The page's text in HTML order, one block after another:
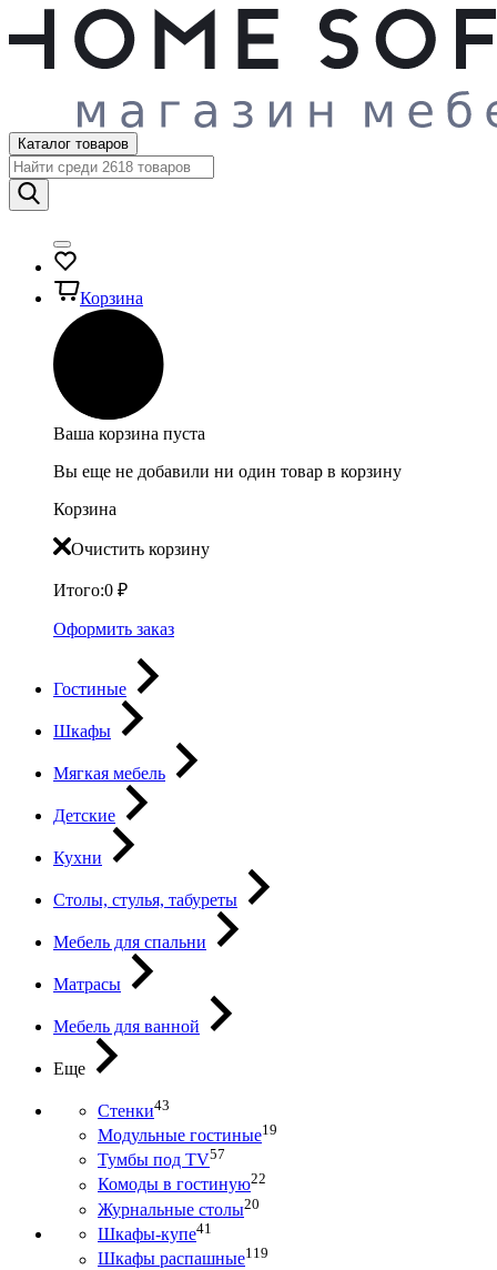
Каталог товаров
Корзина
Ваша корзина пуста
Вы еще не добавили ни один товар в корзину
Корзина
Очистить корзину
Итого:0 ₽
Оформить заказ
Гостиные
Шкафы
Мягкая мебель
Детские
Кухни
Столы, стулья, табуреты
Мебель для спальни
Матрасы
Мебель для ванной
Еще
Стенки43
Модульные гостиные19
Тумбы под ТV57
Комоды в гостиную22
Журнальные столы20
Шкафы-купе41
Шкафы распашные119